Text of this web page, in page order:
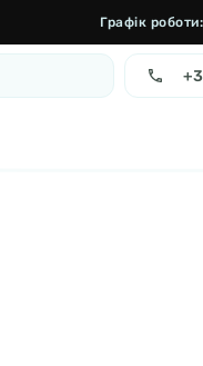
Графік